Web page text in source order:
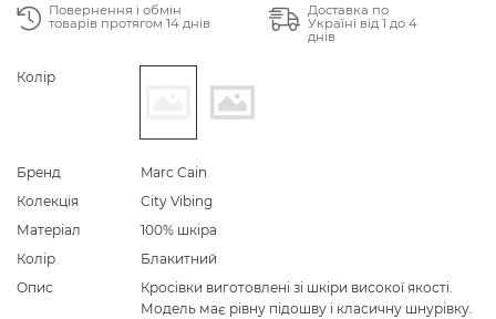
Повернення і обмін
товарів протягом 14 днів
Доставка по
Україні від 1 до 4
днів
Колір
Бренд
Marc Cain
Колекція
City Vibing
Матеріал
100% шкіра
Колір
Блакитний
Опис
Кросівки виготовлені зі шкіри високої якості.
Модель має рівну підошву і класичну шнурівку.